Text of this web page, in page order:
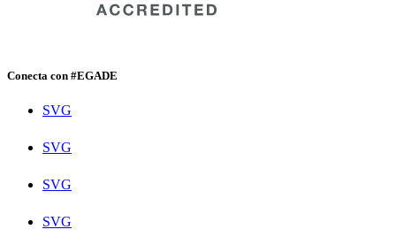
Conecta con #EGADE
SVG
SVG
SVG
SVG